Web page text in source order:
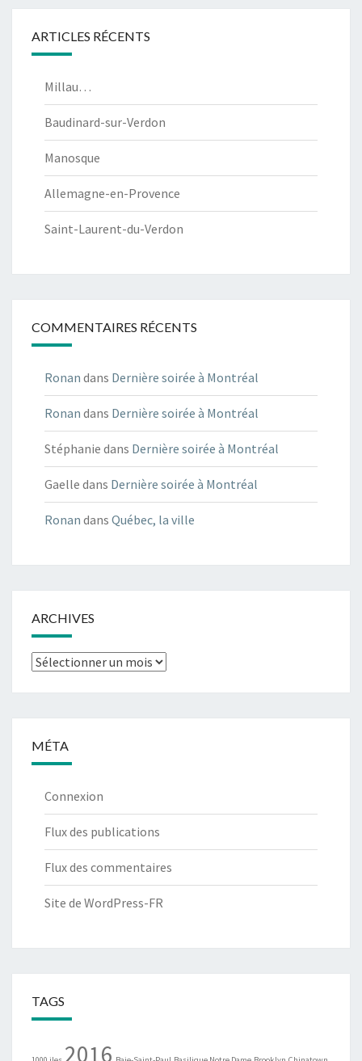
ARTICLES RÉCENTS
Millau…
Baudinard-sur-Verdon
Manosque
Allemagne-en-Provence
Saint-Laurent-du-Verdon
COMMENTAIRES RÉCENTS
Ronan dans Dernière soirée à Montréal
Ronan dans Dernière soirée à Montréal
Stéphanie dans Dernière soirée à Montréal
Gaelle dans Dernière soirée à Montréal
Ronan dans Québec, la ville
ARCHIVES
Archives
MÉTA
Connexion
Flux des publications
Flux des commentaires
Site de WordPress-FR
TAGS
2016